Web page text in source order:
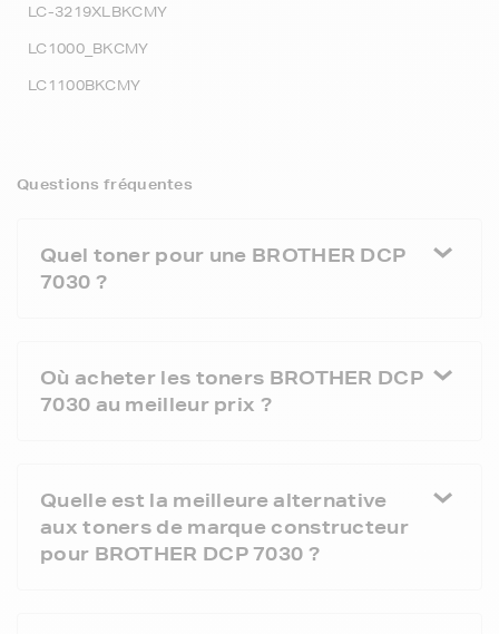
LC-3219XLBKCMY
LC1000_BKCMY
LC1100BKCMY
Questions fréquentes
Quel toner pour une BROTHER DCP
7030 ?
Où acheter les toners BROTHER DCP
7030 au meilleur prix ?
Quelle est la meilleure alternative
aux toners de marque constructeur
pour BROTHER DCP 7030 ?